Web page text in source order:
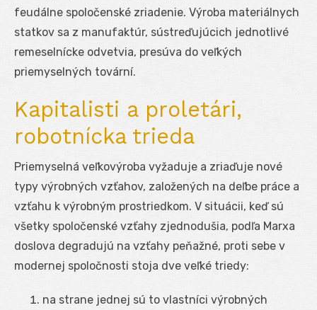
feudálne spoločenské zriadenie. Výroba materiálnych
statkov sa z manufaktúr, sústreďujúcich jednotlivé
remeselnícke odvetvia, presúva do veľkých
priemyselných tovární.
Kapitalisti a proletári,
robotnícka trieda
Priemyselná veľkovýroba vyžaduje a zriaďuje nové
typy výrobných vzťahov, založených na deľbe práce a
vzťahu k výrobným prostriedkom. V situácii, keď sú
všetky spoločenské vzťahy zjednodušia, podľa Marxa
doslova degradujú na vzťahy peňažné, proti sebe v
modernej spoločnosti stoja dve veľké triedy:
na strane jednej sú to vlastníci výrobných